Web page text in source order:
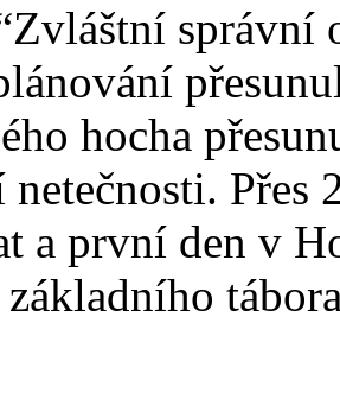
správní
hocha
Přes
a první den v